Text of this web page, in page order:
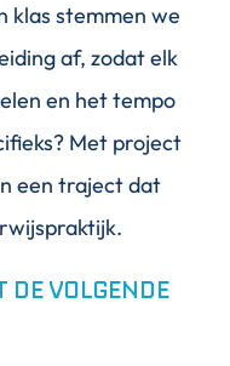
klas stemmen we
af, zodat elk
en het tempo
Met project
een traject dat
VOLGENDE